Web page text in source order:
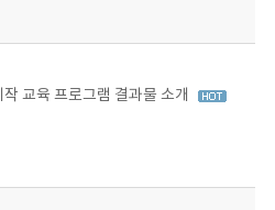
교육 프로그램 결과물 소개